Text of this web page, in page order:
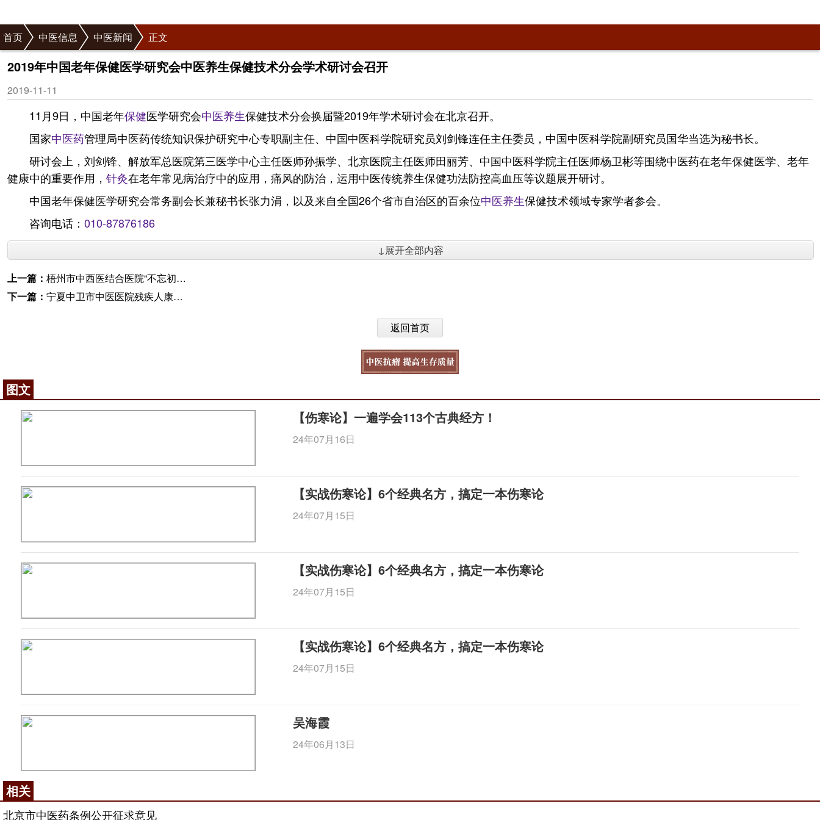
首页 中医信息 中医新闻 正文
2019年中国老年保健医学研究会中医养生保健技术分会学术研讨会召开
2019-11-11
11月9日，中国老年保健医学研究会中医养生保健技术分会换届暨2019年学术研讨会在北京召开。
国家中医药管理局中医药传统知识保护研究中心专职副主任、中国中医科学院研究员刘剑锋连任主任委员，中国中医科学院副研究员国华当选为秘书长。
研讨会上，刘剑锋、解放军总医院第三医学中心主任医师孙振学、北京医院主任医师田丽芳、中国中医科学院主任医师杨卫彬等围绕中医药在老年保健医学、老年
健康中的重要作用， 针灸在老年常见病治疗中的应用，痛风的防治，运用中医传统养生保健功法防控高血压等议题展开研讨。
中国老年保健医学研究会常务副会长兼秘书长张力涓，以及来自全国26个省市自治区的百余位中医养生保健技术领域专家学者参会。
咨询电话： 010-87876186
↓展开全部内容
上一篇： 梧州市中西医结合医院“不忘初心、牢记使命”主题教育红色经典诵读比赛圆满结束
下一篇： 宁夏中卫市中医医院残疾人康复中心揭牌
返回首页
图文
【伤寒论】一遍学会113个古典经方！
24年07月16日
【实战伤寒论】6个经典名方，搞定一本伤寒论
24年07月15日
【实战伤寒论】6个经典名方，搞定一本伤寒论
24年07月15日
【实战伤寒论】6个经典名方，搞定一本伤寒论
24年07月15日
吴海霞
24年06月13日
相关
北京市中医药条例公开征求意见